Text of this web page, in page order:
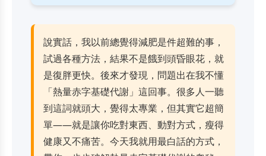
說實話，我以前總覺得減肥是件超難的事，
試過各種方法，結果不是餓到頭昏眼花，就
是復胖更快。後來才發現，問題出在我不懂
「熱量赤字基礎代謝」這回事。很多人一聽
到這詞就頭大，覺得太專業，但其實它超簡
單——就是讓你吃對東西、動對方式，瘦得
健康又不痛苦。今天我就用最白話的方式，